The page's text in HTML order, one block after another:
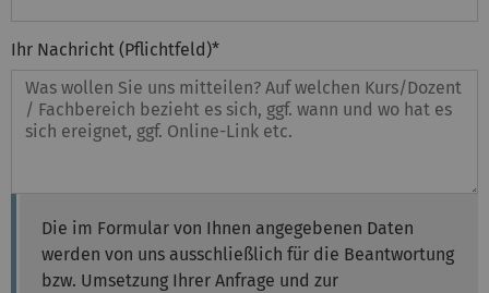
Ihr Nachricht (Pflichtfeld)*
Die im Formular von Ihnen angegebenen Daten
werden von uns ausschließlich für die Beantwortung
bzw. Umsetzung Ihrer Anfrage und zur